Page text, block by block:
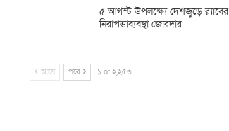
৫ আগস্ট উপলক্ষ্যে দেশজুড়ে র‌্যাবের
নিরাপত্তাব্যবস্থা জোরদার
আগে পরে ১ of ২,২৫৩